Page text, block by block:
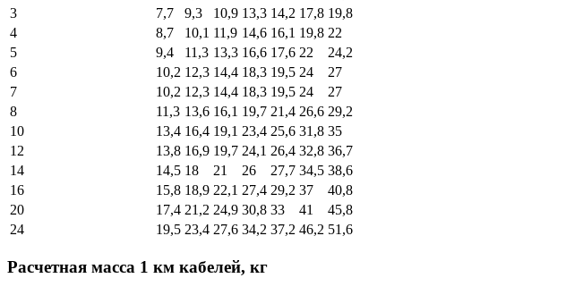
3
7,7 9,3 10,9 13,3 14,2 17,8 19,8
4
8,7 10,1 11,9 14,6 16,1 19,8 22
5
9,4 11,3 13,3 16,6 17,6 22
24,2
6
10,2 12,3 14,4 18,3 19,5 24
27
7
10,2 12,3 14,4 18,3 19,5 24
27
8
11,3 13,6 16,1 19,7 21,4 26,6 29,2
10
13,4 16,4 19,1 23,4 25,6 31,8 35
12
13,8 16,9 19,7 24,1 26,4 32,8 36,7
14
14,5 18 21 26 27,7 34,5 38,6
16
15,8 18,9 22,1 27,4 29,2 37
40,8
20
17,4 21,2 24,9 30,8 33 41
45,8
24
19,5 23,4 27,6 34,2 37,2 46,2 51,6
Расчетная масса 1 км кабелей, кг